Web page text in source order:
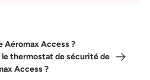
Aéromax Access ?
thermostat de sécurité de
Access ?